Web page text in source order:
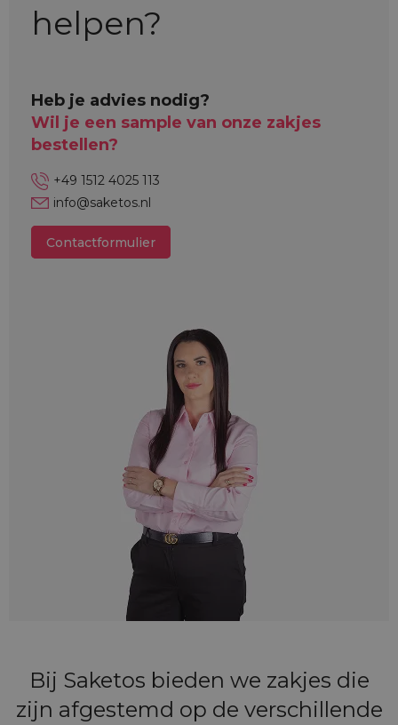
helpen?
Heb je advies nodig?
Wil je een sample van onze zakjes
bestellen?
+49 1512 4025 113
info@saketos.nl
Contactformulier
Bij Saketos bieden we zakjes die
zijn afgestemd op de verschillende